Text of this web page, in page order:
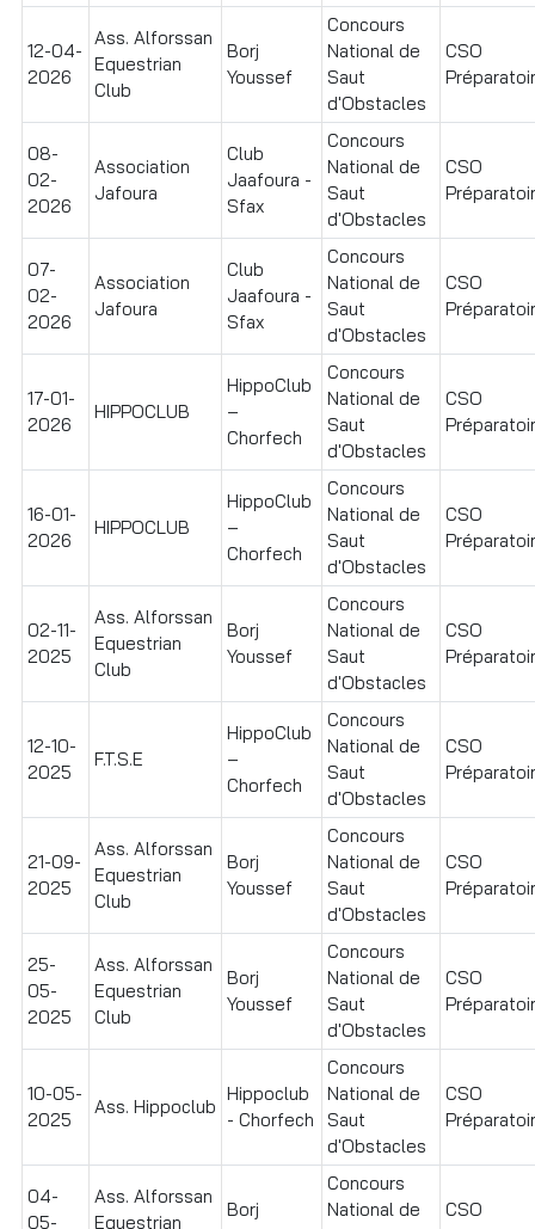
12-04-
2026
Ass. Alforssan
Equestrian
Club
Borj
Youssef
Concours
National de
Saut
d'Obstacles
CSO
08-
02-
2026
Association
Jafoura
Club
Jaafoura -
Sfax
Concours
National de
Saut
d'Obstacles
CSO
07-
02-
2026
Association
Jafoura
Club
Jaafoura -
Sfax
Concours
National de
Saut
d'Obstacles
CSO
17-01-
2026
HIPPOCLUB
HippoClub
–
Chorfech
Concours
National de
Saut
d'Obstacles
CSO
16-01-
2026
HIPPOCLUB
HippoClub
–
Chorfech
Concours
National de
Saut
d'Obstacles
CSO
02-11-
2025
Ass. Alforssan
Equestrian
Club
Borj
Youssef
Concours
National de
Saut
d'Obstacles
CSO
12-10-
2025
F.T.S.E
HippoClub
–
Chorfech
Concours
National de
Saut
d'Obstacles
CSO
21-09-
2025
Ass. Alforssan
Equestrian
Club
Borj
Youssef
Concours
National de
Saut
d'Obstacles
CSO
25-
05-
2025
Ass. Alforssan
Equestrian
Club
Borj
Youssef
Concours
National de
Saut
d'Obstacles
CSO
10-05-
2025
Ass. Hippoclub
Hippoclub
- Chorfech
Concours
National de
Saut
d'Obstacles
CSO
04-
05-
Ass. Alforssan
Equestrian
Borj
Concours
National de
CSO